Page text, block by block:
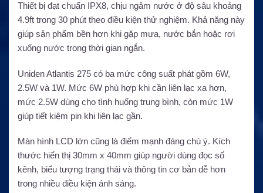
Thiết bị đạt chuẩn IPX8, chịu ngâm nước ở độ sâu khoảng
4.9ft trong 30 phút theo điều kiện thử nghiệm. Khả năng này
giúp sản phẩm bền hơn khi gặp mưa, nước bắn hoặc rơi
xuống nước trong thời gian ngắn.
Uniden Atlantis 275 có ba mức công suất phát gồm 6W,
2.5W và 1W. Mức 6W phù hợp khi cần liên lạc xa hơn,
mức 2.5W dùng cho tình huống trung bình, còn mức 1W
giúp tiết kiệm pin khi liên lạc gần.
Màn hình LCD lớn cũng là điểm mạnh đáng chú ý. Kích
thước hiển thị 30mm x 40mm giúp người dùng đọc số
kênh, biểu tượng trạng thái và thông tin cơ bản dễ hơn
trong nhiều điều kiện ánh sáng.